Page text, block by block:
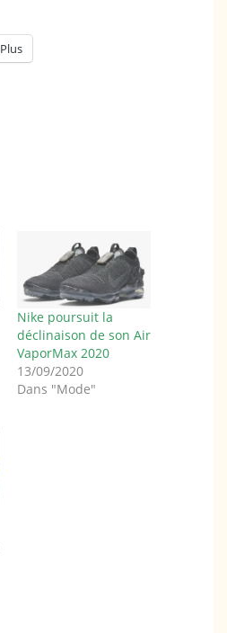
Plus
Nike poursuit la
déclinaison de son Air
VaporMax 2020
13/09/2020
Dans "Mode"